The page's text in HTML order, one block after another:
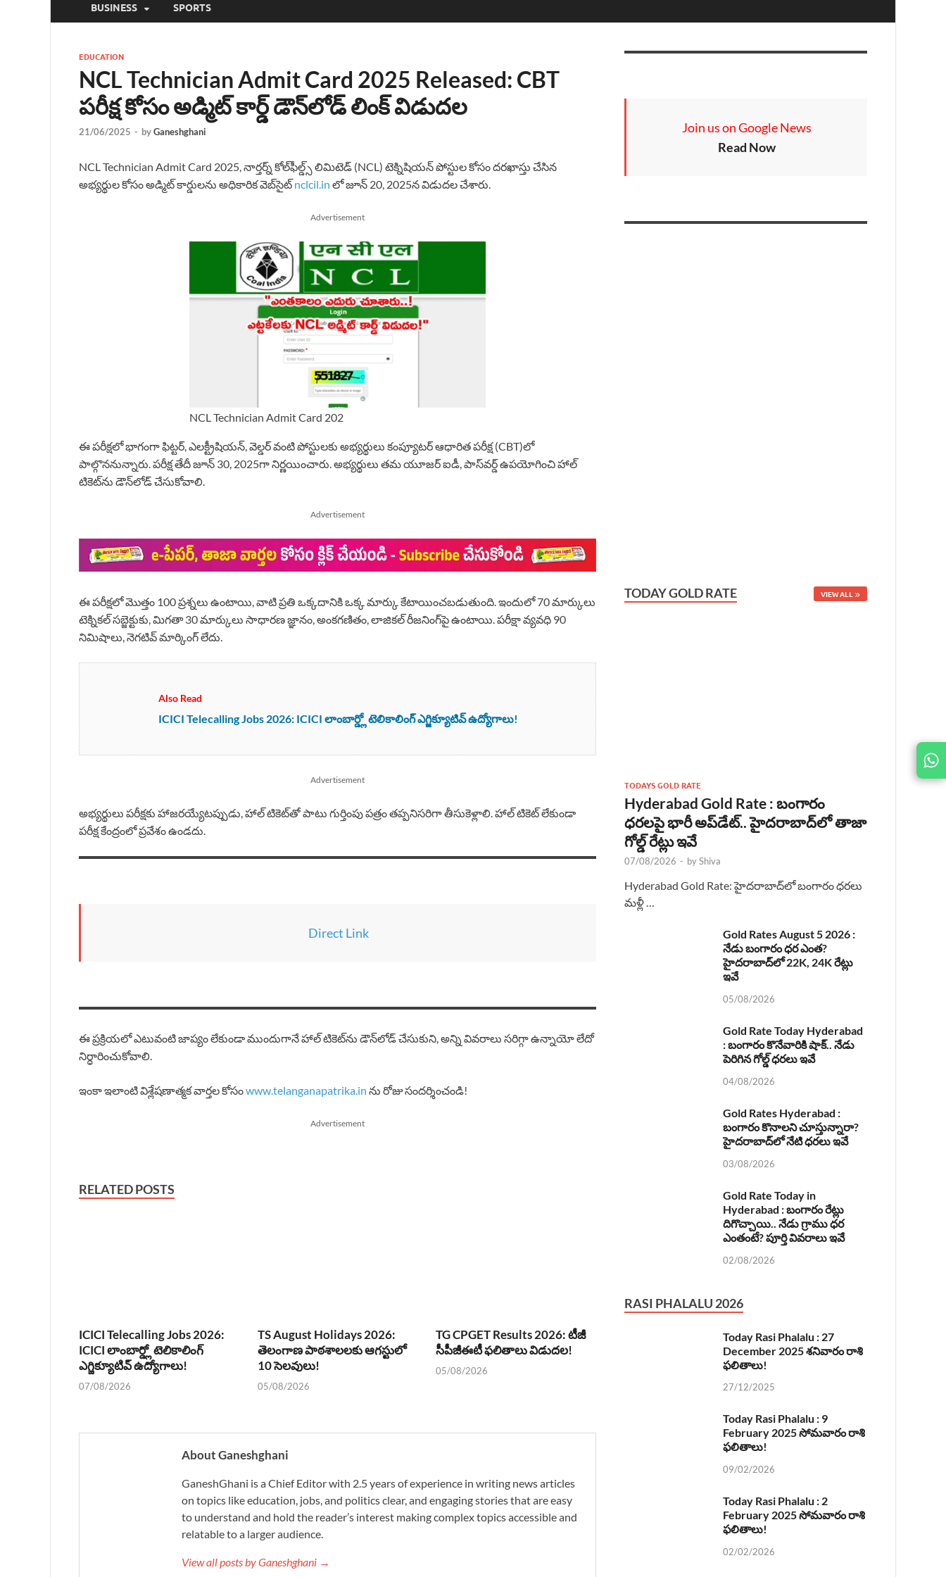
JOIN
US ON
BUSINESS SPORTS
EDUCATION
NCL Technician Admit Card 2025 Released: CBT
పరీక్ష కోసం అడ్మిట్ కార్డ్ డౌన్‌లోడ్ లింక్ విడుదల
21/06/2025 - byGaneshghani
NCL Technician Admit Card 2025, నార్తర్న్ కోల్‌ఫీల్డ్స్ లిమిటెడ్ (NCL) టెక్నిషియన్ పోస్టుల కోసం దరఖాస్తు చేసిన
అభ్యర్థుల కోసం అడ్మిట్ కార్డులను అధికారిక వెబ్‌సైట్nclcil.in లో జూన్ 20, 2025న విడుదల చేశారు.
Advertisement
NCL Technician Admit Card 202
ఈ పరీక్షలో భాగంగా ఫిట్టర్, ఎలక్ట్రీషియన్, వెల్డర్ వంటి పోస్టులకు అభ్యర్థులు కంప్యూటర్ ఆధారిత పరీక్ష (CBT)లో
పాల్గొననున్నారు. పరీక్ష తేదీ జూన్ 30, 2025గా నిర్ణయించారు. అభ్యర్థులు తమ యూజర్ ఐడీ, పాస్‌వర్డ్ ఉపయోగించి హాల్
టికెట్‌ను డౌన్‌లోడ్ చేసుకోవాలి.
Advertisement
ఈ పరీక్షలో మొత్తం 100 ప్రశ్నలు ఉంటాయి, వాటి ప్రతి ఒక్కదానికి ఒక్క మార్కు కేటాయించబడుతుంది. ఇందులో 70 మార్కులు
టెక్నికల్ సబ్జెక్టుకు, మిగతా 30 మార్కులు సాధారణ జ్ఞానం, అంకగణితం, లాజికల్ రీజనింగ్‌పై ఉంటాయి. పరీక్షా వ్యవధి 90
నిమిషాలు, నెగటివ్ మార్కింగ్ లేదు.
Also Read
ICICI Telecalling Jobs 2026: ICICI లాంబార్డ్లో టెలికాలింగ్ ఎగ్జిక్యూటివ్ ఉద్యోగాలు!
Advertisement
అభ్యర్థులు పరీక్షకు హాజరయ్యేటప్పుడు, హాల్ టికెట్‌తో పాటు గుర్తింపు పత్రం తప్పనిసరిగా తీసుకెళ్లాలి. హాల్ టికెట్ లేకుండా
పరీక్ష కేంద్రంలో ప్రవేశం ఉండదు.
Direct Link
ఈ ప్రక్రియలో ఎటువంటి జాప్యం లేకుండా ముందుగానే హాల్ టికెట్‌ను డౌన్‌లోడ్ చేసుకుని, అన్ని వివరాలు సరిగ్గా ఉన్నాయో లేదో
నిర్ధారించుకోవాలి.
ఇంకా ఇలాంటి విశ్లేషణాత్మక వార్తల కోసంwww.telanganapatrika.in ను రోజు సందర్శించండి!
Advertisement
RELATED POSTS
ICICI Telecalling Jobs 2026:
ICICI లాంబార్డ్లో టెలికాలింగ్
ఎగ్జిక్యూటివ్ ఉద్యోగాలు!
07/08/2026
TS August Holidays 2026:
తెలంగాణ పాఠశాలలకు ఆగస్టులో
10 సెలవులు!
05/08/2026
TG CPGET Results 2026: టీజీ
సీపీజీఈటీ ఫలితాలు విడుదల!
05/08/2026
About Ganeshghani
GaneshGhani is a Chief Editor with 2.5 years of experience in writing news articles
on topics like education, jobs, and politics clear, and engaging stories that are easy
to understand and hold the reader’s interest making complex topics accessible and
relatable to a larger audience.
View all posts by Ganeshghani →
Join us on Google News
Read Now
TODAY GOLD RATE VIEW ALL
TODAYS GOLD RATE
Hyderabad Gold Rate : బంగారం
ధరలపై భారీ అప్‌డేట్.. హైదరాబాద్‌లో తాజా
గోల్డ్ రేట్లు ఇవే
07/08/2026 - byShiva
Hyderabad Gold Rate: హైదరాబాద్‌లో బంగారం ధరలు
మళ్లీ …
Gold Rates August 5 2026 :
నేడు బంగారం ధర ఎంత?
హైదరాబాద్‌లో 22K, 24K రేట్లు
ఇవే
05/08/2026
Gold Rate Today Hyderabad
: బంగారం కొనేవారికి షాక్.. నేడు
పెరిగిన గోల్డ్ ధరలు ఇవే
04/08/2026
Gold Rates Hyderabad :
బంగారం కొనాలని చూస్తున్నారా?
హైదరాబాద్‌లో నేటి ధరలు ఇవే
03/08/2026
Gold Rate Today in
Hyderabad : బంగారం రేట్లు
దిగొచ్చాయి.. నేడు గ్రాము ధర
ఎంతంటే? పూర్తి వివరాలు ఇవే
02/08/2026
RASI PHALALU 2026
Today Rasi Phalalu : 27
December 2025 శనివారం రాశి
ఫలితాలు!
27/12/2025
Today Rasi Phalalu : 9
February 2025 సోమవారం రాశి
ఫలితాలు!
09/02/2026
Today Rasi Phalalu : 2
February 2025 సోమవారం రాశి
ఫలితాలు!
02/02/2026